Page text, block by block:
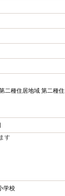
二種住居地域 第二種住
す
学校